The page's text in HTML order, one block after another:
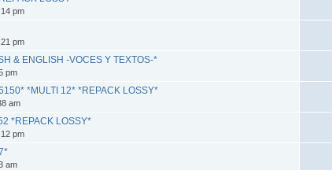
pm
pm
& ENGLISH -VOCES Y TEXTOS-*
pm
*MULTI 12* *REPACK LOSSY*
am
*REPACK LOSSY*
pm
am